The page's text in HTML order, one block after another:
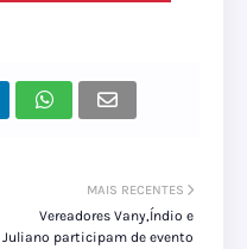
MAIS RECENTES
Vereadores Vany,Índio e
Juliano participam de evento